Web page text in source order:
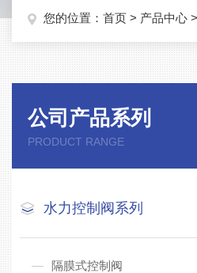
您的位置： 首页 > 产品中心 >
公司产品系列
PRODUCT RANGE
水力控制阀系列
隔膜式控制阀